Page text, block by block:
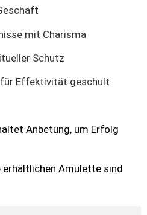
mit Charisma
Schutz
Effektivität geschult
Anbetung, um Erfolg
erhältlichen Amulette sind